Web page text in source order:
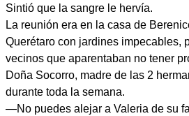
Sintió que la sangre le hervía.
La reunión era en la casa de
Querétaro con jardines impecables,
vecinos que aparentaban no tener
Doña Socorro, madre de las 2
durante toda la semana.
—No puedes alejar a Valeria de su